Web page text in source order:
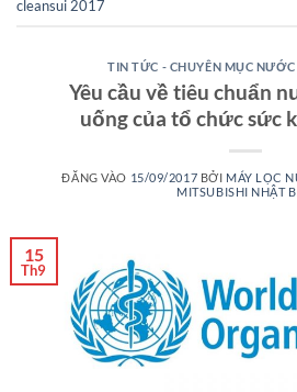
cleansui 2017
TIN TỨC - CHUYÊN MỤC
Yêu cầu về tiêu chuẩn
uống của tổ chức sức
ĐĂNG VÀO 15/09/2017 BỞI MÁY LỌC
MITSUBISHI NHẬT
15
Th9